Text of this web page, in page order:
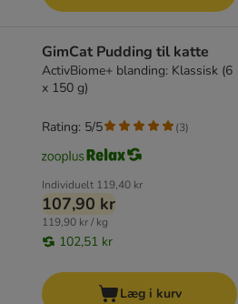
GimCat Pudding til katte
ActivBiome+ blanding: Klassisk (6
x 150 g)
Individuelt 119,40 kr
107,90 kr
119,90 kr / kg
102,51 kr
Rating: 5/5 (3)
Læg i kurv